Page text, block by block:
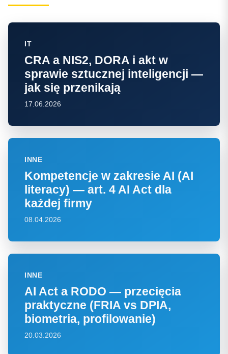
IT
CRA a NIS2, DORA i akt w
sprawie sztucznej inteligencji —
jak się przenikają
17.06.2026
INNE
Kompetencje w zakresie AI (AI
literacy) — art. 4 AI Act dla
każdej firmy
08.04.2026
INNE
AI Act a RODO — przecięcia
praktyczne (FRIA vs DPIA,
biometria, profilowanie)
20.03.2026